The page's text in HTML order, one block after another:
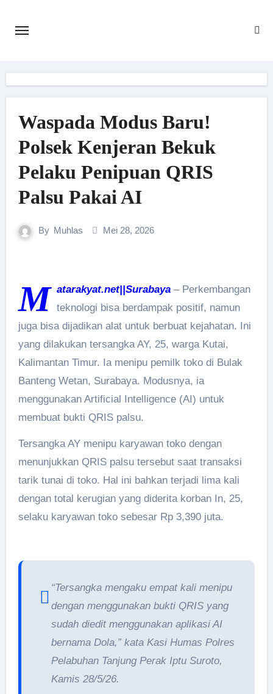
Waspada Modus Baru!
Polsek Kenjeran Bekuk
Pelaku Penipuan QRIS
Palsu Pakai AI
By Muhlas Mei 28, 2026
M atarakyat.net||Surabaya– Perkembangan
teknologi bisa berdampak positif, namun
juga bisa dijadikan alat untuk berbuat kejahatan. Ini
yang dilakukan tersangka AY, 25, warga Kutai,
Kalimantan Timur. Ia menipu pemilk toko di Bulak
Banteng Wetan, Surabaya. Modusnya, ia
menggunakan Artificial Intelligence (AI) untuk
membuat bukti QRIS palsu.
Tersangka AY menipu karyawan toko dengan
menunjukkan QRIS palsu tersebut saat transaksi
tarik tunai di toko. Hal ini bahkan terjadi lima kali
dengan total kerugian yang diderita korban In, 25,
selaku karyawan toko sebesar Rp 3,390 juta.
“Tersangka mengaku empat kali menipu
dengan menggunakan bukti QRIS yang
sudah diedit menggunakan aplikasi AI
bernama Dola,” kata Kasi Humas Polres
Pelabuhan Tanjung Perak Iptu Suroto,
Kamis 28/5/26.